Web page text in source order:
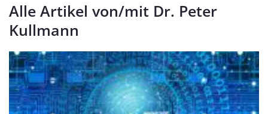
Alle Artikel von/mit Dr. Peter
Kullmann